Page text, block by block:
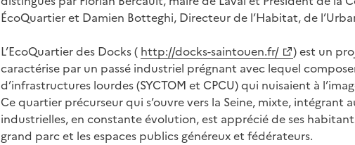
ÉcoQuartier et Damien Botteghi, Directeur de l’Habitat, de
L’EcoQuartier des Docks ( http://docks-saintouen.fr/
) est un
caractérise par un passé industriel prégnant avec lequel
d’infrastructures lourdes (SYCTOM et CPCU) qui nuisaient à
Ce quartier précurseur qui s’ouvre vers la Seine, mixte, intégrant
industrielles, en constante évolution, est apprécié de ses
grand parc et les espaces publics généreux et fédérateurs.